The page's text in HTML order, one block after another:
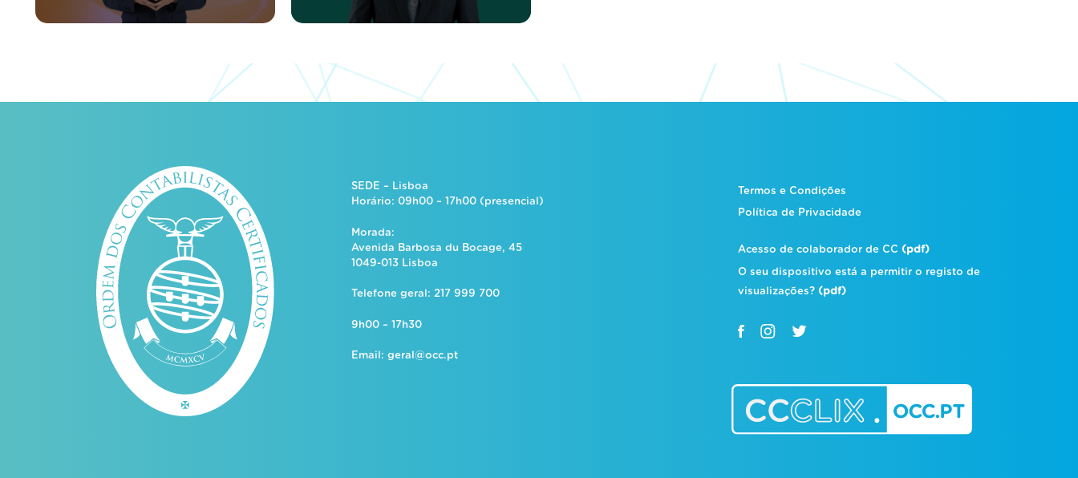
SEDE – Lisboa
Horário: 09h00 – 17h00 (presencial)
Morada:
Avenida Barbosa du Bocage, 45
1049-013 Lisboa
Telefone geral: 217 999 700
9h00 – 17h30
Email: geral@occ.pt
Termos e Condições
Política de Privacidade
Acesso de colaborador de CC (pdf)
O seu dispositivo está a permitir o registo de
visualizações? (pdf)